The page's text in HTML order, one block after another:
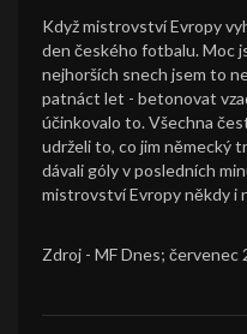
Když mistrovství Evropy
den českého fotbalu. Moc
nejhorších snech jsem to
patnáct let - betonovat
účinkovalo to. Všechna
udrželi to, co jim německý
dávali góly v posledních
mistrovství Evropy někdy i
Zdroj - MF Dnes; červenec